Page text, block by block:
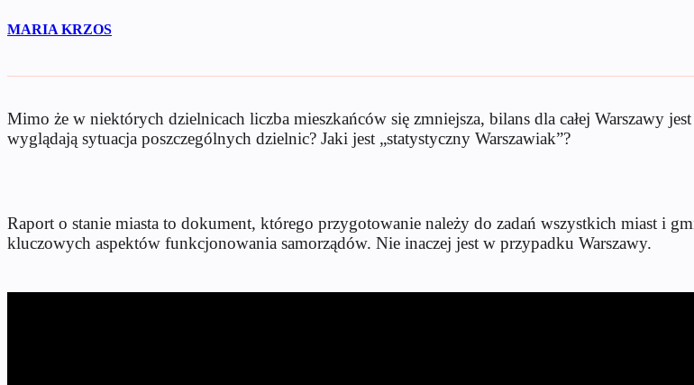
MARIA KRZOS
Mimo że w niektórych dzielnicach liczba mieszkańców się zmniejsza, bilans dla całej Warszawy
wyglądają sytuacja poszczególnych dzielnic? Jaki jest „statystyczny Warszawiak”?
Raport o stanie miasta to dokument, którego przygotowanie należy do zadań wszystkich miast i
kluczowych aspektów funkcjonowania samorządów. Nie inaczej jest w przypadku Warszawy.